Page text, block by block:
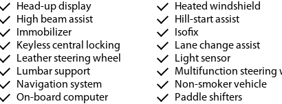
Head-up display
Heated windshield
High beam assist
Hill-start assist
Immobilizer
Isofix
Keyless central locking
Lane change assist
Leather steering wheel
Light sensor
Lumbar support
Multifunction steering
Navigation system
Non-smoker vehicle
On-board computer
Paddle shifters